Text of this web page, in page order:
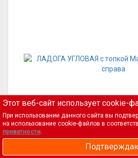
210 000₽
Этот веб-сайт использует cookie-
При использовании данного сайта вы
на использование cookie-файлов в
приватности.